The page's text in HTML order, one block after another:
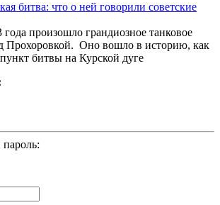
битва: что о ней говорили советские
произошло грандиозное танковое
Прохоровкой. Оно вошло в историю, как
битвы на Курской дуге